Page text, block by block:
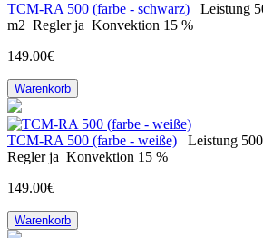
ТСM-RA 500 (farbe - schwarz) Leistung
m2 Regler ja Konvektion 15 %
149.00€
Warenkorb
ТСM-RA 500 (farbe - weiße) Leistung
Regler ja Konvektion 15 %
149.00€
Warenkorb